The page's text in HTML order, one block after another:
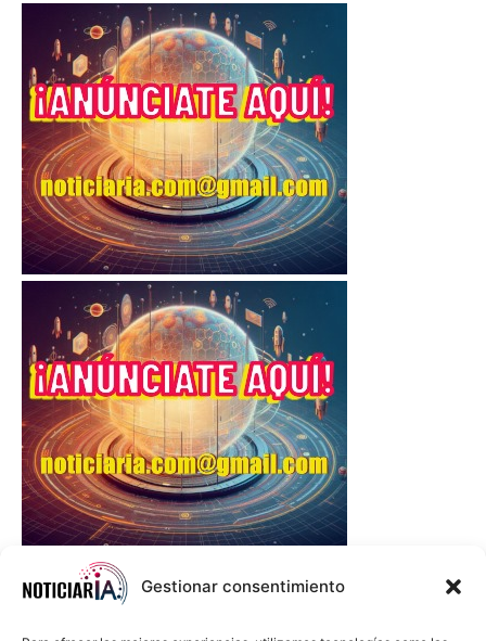
Gestionar consentimiento